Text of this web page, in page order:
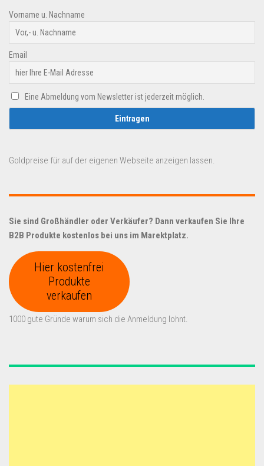
Vorname u. Nachname
Email
Eine Abmeldung vom Newsletter ist jederzeit möglich.
Goldpreise für auf der eigenen Webseite anzeigen lassen.
Sie sind Großhändler oder Verkäufer? Dann verkaufen Sie Ihre
B2B Produkte kostenlos bei uns im Marektplatz.
Hier kostenfrei
Produkte
verkaufen
1000 gute Gründe warum sich die Anmeldung lohnt.